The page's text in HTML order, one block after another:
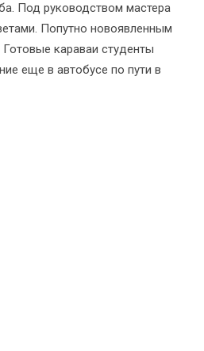
Под руководством мастера
Попутно новоявленным
караваи студенты
еще в автобусе по пути в